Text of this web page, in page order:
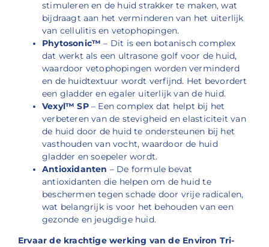
stimuleren en de huid strakker te maken, wat
bijdraagt aan het verminderen van het uiterlijk
van cellulitis en vetophopingen.
Phytosonic™ – Dit is een botanisch complex
dat werkt als een ultrasone golf voor de huid,
waardoor vetophopingen worden verminderd
en de huidtextuur wordt verfijnd. Het bevordert
een gladder en egaler uiterlijk van de huid.
Vexyl™ SP– Een complex dat helpt bij het
verbeteren van de stevigheid en elasticiteit van
de huid door de huid te ondersteunen bij het
vasthouden van vocht, waardoor de huid
gladder en soepeler wordt.
Antioxidanten – De formule bevat
antioxidanten die helpen om de huid te
beschermen tegen schade door vrije radicalen,
wat belangrijk is voor het behouden van een
gezonde en jeugdige huid.
Ervaar de krachtige werking van de Environ Tri-